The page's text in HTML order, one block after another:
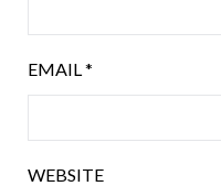
EMAIL*
WEBSITE